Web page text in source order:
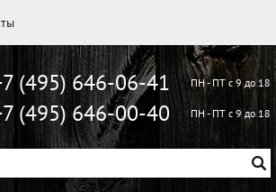
(495) 646-06-41 ПН - ПТ с 9 до 18
(495) 646-00-40 ПН - ПТ с 9 до 18